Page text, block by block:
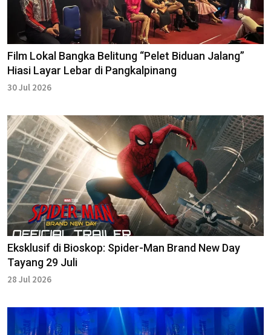
Film Lokal Bangka Belitung “Pelet Biduan Jalang”
Hiasi Layar Lebar di Pangkalpinang
30 Jul 2026
Eksklusif di Bioskop: Spider-Man Brand New Day
Tayang 29 Juli
28 Jul 2026